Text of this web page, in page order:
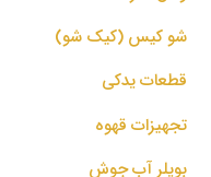
شو کیس (کیک شو)
قطعات یدکی
تجهیزات قهوه
بویلر آب جوش